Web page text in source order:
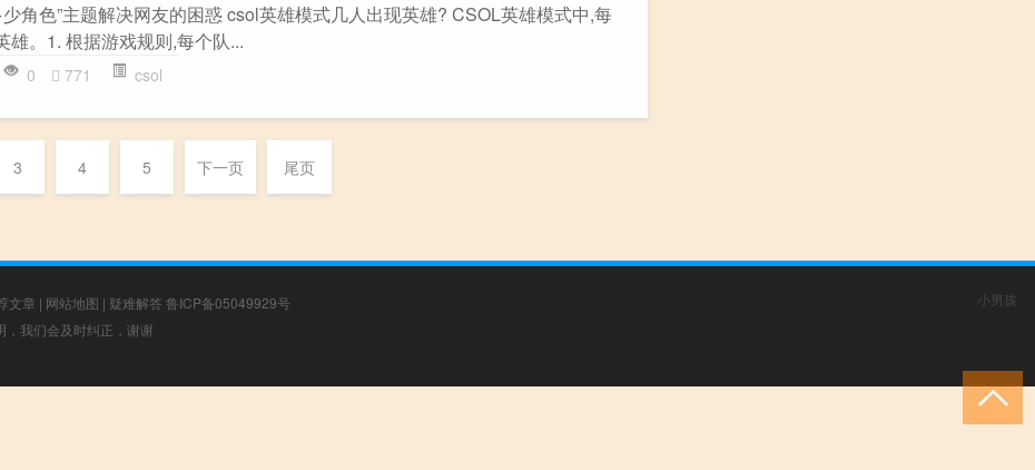
角色”主题解决网友的困惑 csol英雄模式几人出现英雄? CSOL英雄模式中,每
雄。1. 根据游戏规则,每个队...
0 771 csol
3 4 5 下一页 尾页
文章 | 网站地图 | 疑难解答 鲁ICP备05049929号
我们会及时纠正，谢谢
小男孩